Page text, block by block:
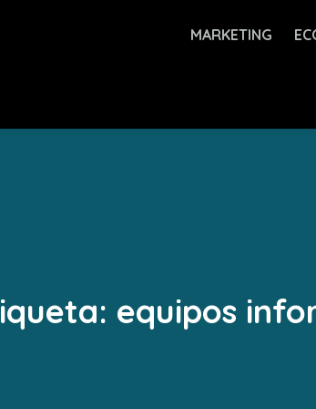
MARKETING
equipos